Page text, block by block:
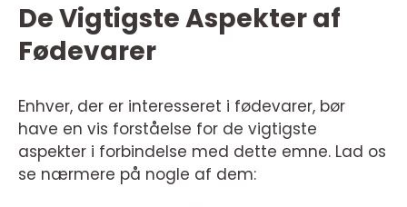
De Vigtigste Aspekter af
Fødevarer
Enhver, der er interesseret i fødevarer, bør
have en vis forståelse for de vigtigste
aspekter i forbindelse med dette emne. Lad os
se nærmere på nogle af dem: